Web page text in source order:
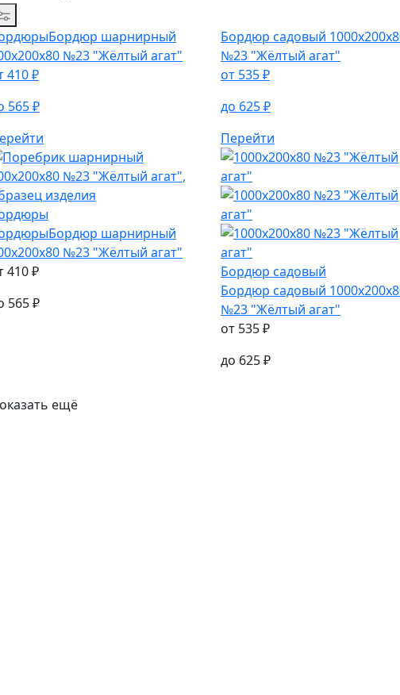
Бордюр шарнирный
№23 "Жёлтый агат"
410₽
565₽
Бордюр шарнирный
№23 "Жёлтый агат"
410₽
565₽
Бордюр садовый
№23 "Жёлтый агат"
от 535₽
до 625₽
Перейти
Бордюр садовый
Бордюр садовый
№23 "Жёлтый агат"
от 535₽
до 625₽
ещё